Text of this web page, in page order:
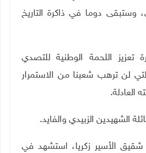
وستبقى دوما في ذاكرة التاريخ
تعزيز اللحمة الوطنية للتصدي
لن ترهب شعبنا من الاستمرار
العادلة.
الشهيدين الزبيدي والفايد.
شقيق الأسير زكريا، استشهد في